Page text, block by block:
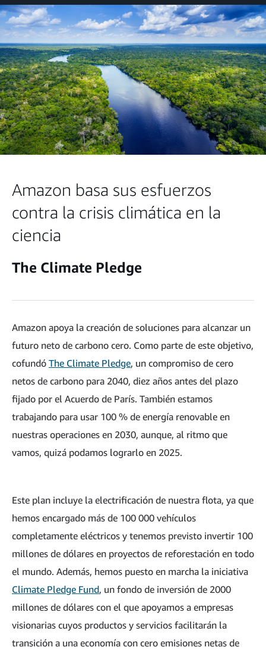
Amazon basa sus esfuerzos
contra la crisis climática en la
ciencia
The Climate Pledge
Amazon apoya la creación de soluciones para alcanzar un
futuro neto de carbono cero. Como parte de este objetivo,
cofundó The Climate Pledge, un compromiso de cero
netos de carbono para 2040, diez años antes del plazo
fijado por el Acuerdo de París. También estamos
trabajando para usar 100 % de energía renovable en
nuestras operaciones en 2030, aunque, al ritmo que
vamos, quizá podamos lograrlo en 2025.
Este plan incluye la electrificación de nuestra flota, ya que
hemos encargado más de 100 000 vehículos
completamente eléctricos y tenemos previsto invertir 100
millones de dólares en proyectos de reforestación en todo
el mundo. Además, hemos puesto en marcha la iniciativa
Climate Pledge Fund, un fondo de inversión de 2000
millones de dólares con el que apoyamos a empresas
visionarias cuyos productos y servicios facilitarán la
transición a una economía con cero emisiones netas de